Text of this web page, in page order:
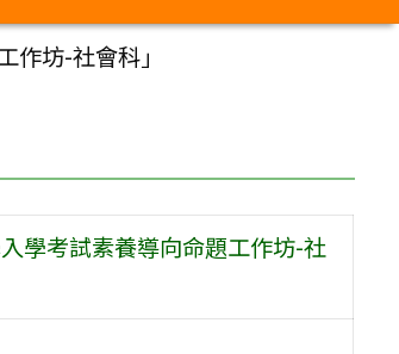
坊-社會科」
學考試素養導向命題工作坊-社